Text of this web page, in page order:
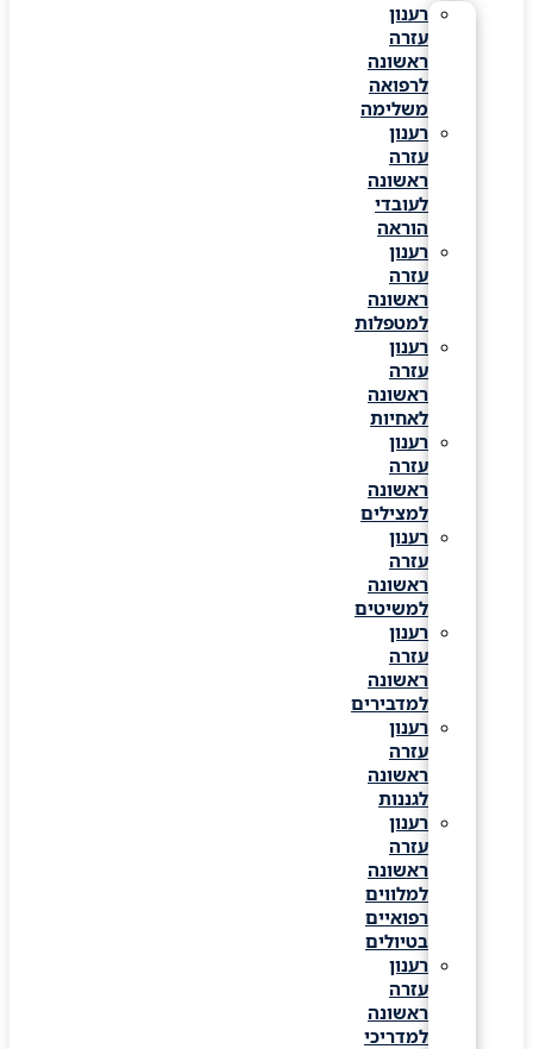
רענון
עזרה
ראשונה
לרפואה
משלימה
רענון
עזרה
ראשונה
לעובדי
הוראה
רענון
עזרה
ראשונה
למטפלות
רענון
עזרה
ראשונה
לאחיות
רענון
עזרה
ראשונה
למצילים
רענון
עזרה
ראשונה
למשיטים
רענון
עזרה
ראשונה
למדבירים
רענון
עזרה
ראשונה
לגננות
רענון
עזרה
ראשונה
למלווים
רפואיים
בטיולים
רענון
עזרה
ראשונה
למדריכי